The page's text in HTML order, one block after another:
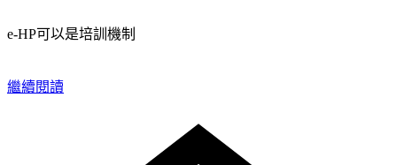
e-HP可以是培訓機制
繼續閱讀